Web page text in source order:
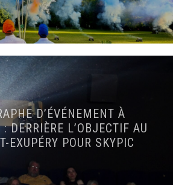
D’ÉVÉNEMENT À
: DERRIÈRE L’OBJECTIF AU
EXUPÉRY POUR SKYPIC